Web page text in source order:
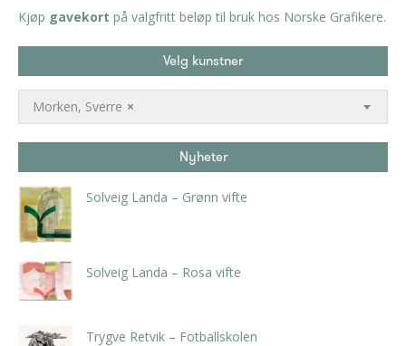
Kjøp gavekort på valgfritt beløp til bruk hos Norske Grafikere.
Velg kunstner
×
Morken, Sverre
Nyheter
Solveig Landa – Grønn vifte
Solveig Landa – Rosa vifte
Trygve Retvik – Fotballskolen